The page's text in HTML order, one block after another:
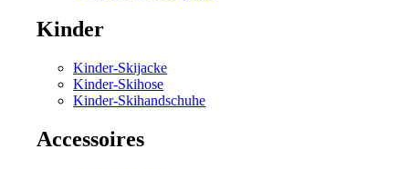
Kinder
Kinder-Skijacke
Kinder-Skihose
Kinder-Skihandschuhe
Accessoires